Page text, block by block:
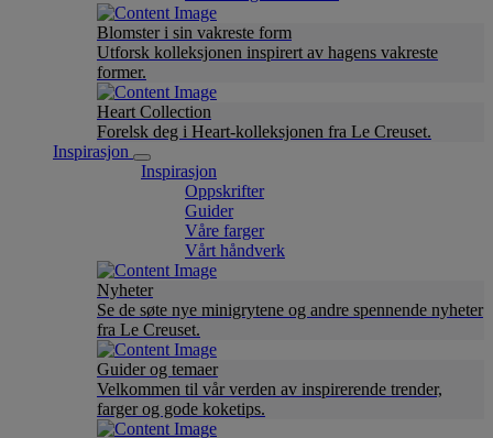
Blomster i sin vakreste form
Utforsk kolleksjonen inspirert av hagens vakreste
former.
Heart Collection
Forelsk deg i Heart-kolleksjonen fra Le Creuset.
Inspirasjon
Inspirasjon
Oppskrifter
Guider
Våre farger
Vårt håndverk
Nyheter
Se de søte nye minigrytene og andre spennende nyheter
fra Le Creuset.
Guider og temaer
Velkommen til vår verden av inspirerende trender,
farger og gode koketips.